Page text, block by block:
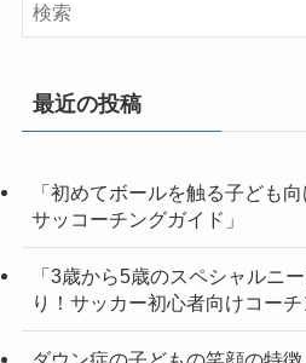
最近の投稿
「初めてボールを触る子ども
サッコーチングガイド」
「3歳から5歳のスペシャルニ
り！サッカー初心者向けコーチ